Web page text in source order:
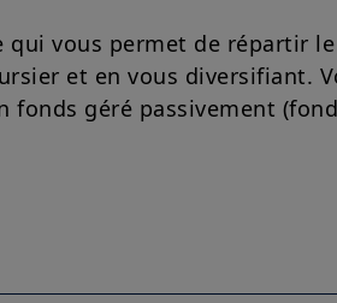
vous permet de répartir
et en vous diversifiant.
géré passivement